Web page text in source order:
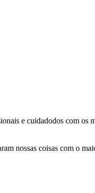
e cuidadodos com os
nossas coisas com o